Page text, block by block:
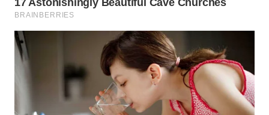
TANI
ADVOKAT
WAHANA
INFRASTRUKTUR